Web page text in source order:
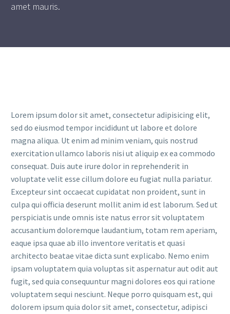
amet mauris.
Lorem ipsum dolor sit amet, consectetur adipisicing elit,
sed do eiusmod tempor incididunt ut labore et dolore
magna aliqua. Ut enim ad minim veniam, quis nostrud
exercitation ullamco laboris nisi ut aliquip ex ea commodo
consequat. Duis aute irure dolor in reprehenderit in
voluptate velit esse cillum dolore eu fugiat nulla pariatur.
Excepteur sint occaecat cupidatat non proident, sunt in
culpa qui officia deserunt mollit anim id est laborum. Sed ut
perspiciatis unde omnis iste natus error sit voluptatem
accusantium doloremque laudantium, totam rem aperiam,
eaque ipsa quae ab illo inventore veritatis et quasi
architecto beatae vitae dicta sunt explicabo. Nemo enim
ipsam voluptatem quia voluptas sit aspernatur aut odit aut
fugit, sed quia consequuntur magni dolores eos qui ratione
voluptatem sequi nesciunt. Neque porro quisquam est, qui
dolorem ipsum quia dolor sit amet, consectetur, adipisci